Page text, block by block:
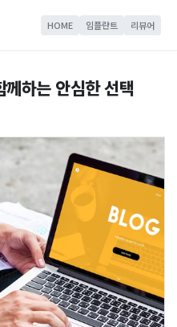
HOME 임플란트 리뷰어
하는 안심한 선택